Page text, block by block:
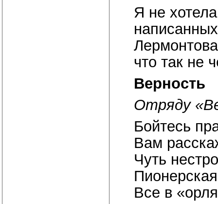
Я не
что так не
Верность
Отряду
Бойтесь
Вам
Чуть
Все в